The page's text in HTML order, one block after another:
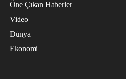
Öne Çıkan Haberler
Video
Dünya
Ekonomi